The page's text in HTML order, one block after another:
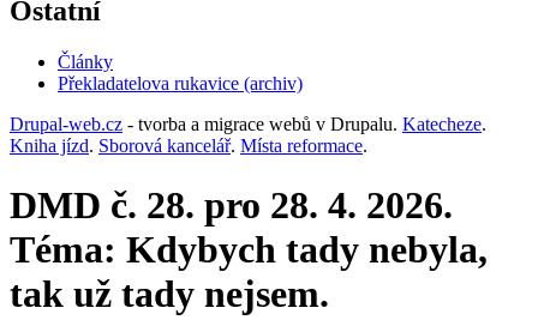
Ostatní
Články
Překladatelova rukavice (archiv)
new
tab)
Drupal-web.cz - tvorba a migrace webů v Drupalu. Katecheze.
Kniha jízd. Sborová kancelář. Místa reformace.
DMD č. 28. pro 28. 4. 2026.
Téma: Kdybych tady nebyla,
tak už tady nejsem.